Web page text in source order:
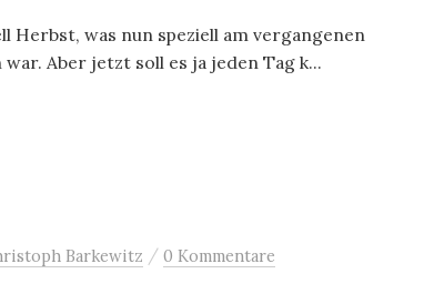
Herbst, was nun speziell am vergangenen
Aber jetzt soll es ja jeden Tag k...
Barkewitz / 0 Kommentare